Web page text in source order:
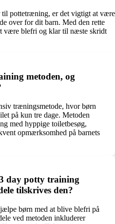
pottetræning, er det vigtigt at være
over for dit barn. Med den rette
være blefri og klar til næste skridt
metoden, og
træningsmetode, hvor børn
på kun tre dage. Metoden
med hyppige toiletbesøg,
opmærksomhed på barnets
day potty training
tilskrives den?
børn med at blive blefri på
ved metoden inkluderer